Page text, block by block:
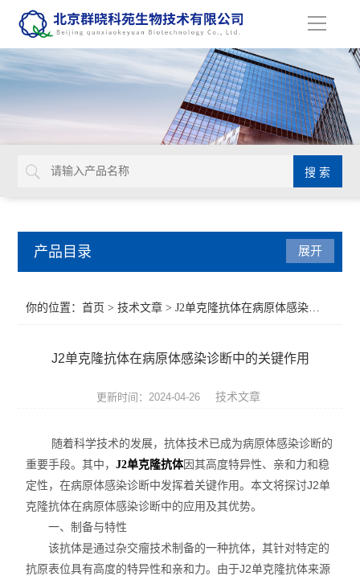
导
产品目录
Bovogen胎牛血清等动物源产品
NviGen磁性纳米颗粒
nanomyp纳米类材料
Ludger糖基化分析和检测产品
展开
你的位置：首页 >技术文章 > J2单克隆抗体在病原体感染诊断中的关键作用
J2单克隆抗体在病原体感染诊断中的关键作用
更新时间：2024-04-26 技术文章
随着科学技术的发展，抗体技术已成为病原体感染诊断的
重要手段。其中，J2单克隆抗体因其高度特异性、亲和力和稳
定性，在病原体感染诊断中发挥着关键作用。本文将探讨J2单
克隆抗体在病原体感染诊断中的应用及其优势。
一、制备与特性
该抗体是通过杂交瘤技术制备的一种抗体，其针对特定的
抗原表位具有高度的特异性和亲和力。由于J2单克隆抗体来源